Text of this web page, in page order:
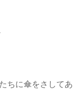
ちに傘をさしてあ